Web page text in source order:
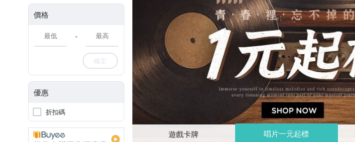
價格
-
確定
優惠
折扣碼
遊戲卡牌 唱片一元起標